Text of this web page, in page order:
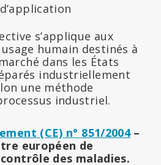
s’applique aux
humain destinés à
dans les États
industriellement
une méthode
industriel.
(CE) n° 851/2004–
européen de
des maladies.